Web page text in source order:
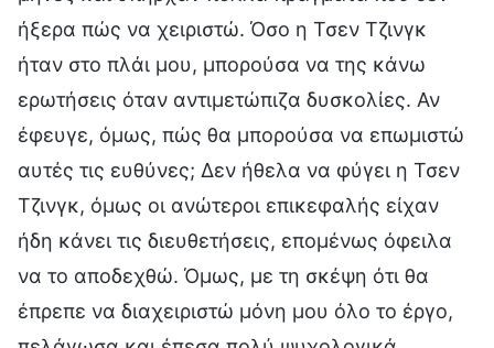
ήξερα πώς να χειριστώ. Όσο η Τσεν Τζινγκ
ήταν στο πλάι μου, μπορούσα να της κάνω
ερωτήσεις όταν αντιμετώπιζα δυσκολίες. Αν
έφευγε, όμως, πώς θα μπορούσα να επωμιστώ
αυτές τις ευθύνες; Δεν ήθελα να φύγει η Τσεν
Τζινγκ, όμως οι ανώτεροι επικεφαλής είχαν
ήδη κάνει τις διευθετήσεις, επομένως όφειλα
να το αποδεχθώ. Όμως, με τη σκέψη ότι θα
έπρεπε να διαχειριστώ μόνη μου όλο το έργο,